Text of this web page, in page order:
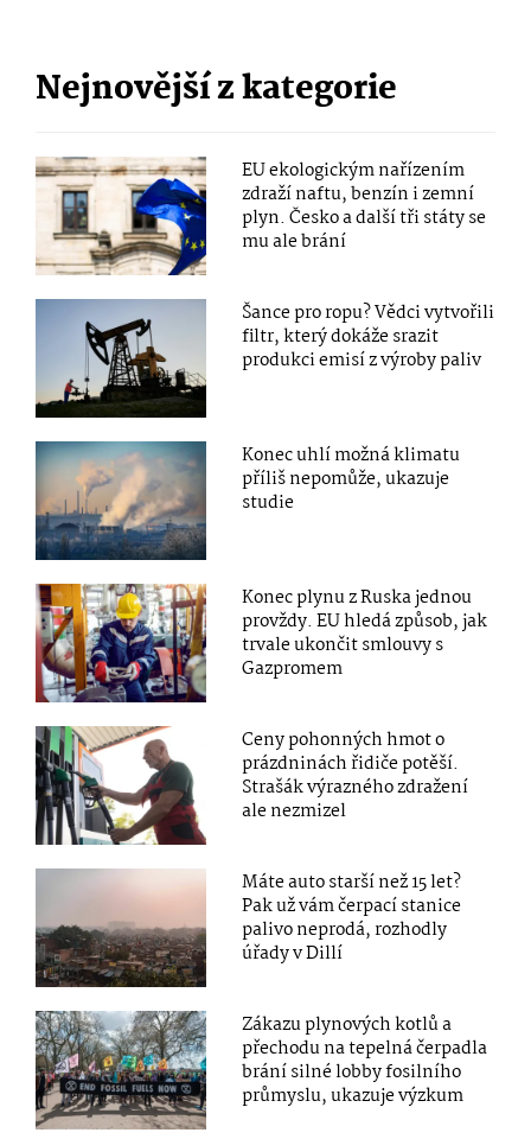
Nejnovější z kategorie
EU ekologickým nařízením
zdraží naftu, benzín i zemní
plyn. Česko a další tři státy se
mu ale brání
Šance pro ropu? Vědci vytvořili
filtr, který dokáže srazit
produkci emisí z výroby paliv
Konec uhlí možná klimatu
příliš nepomůže, ukazuje
studie
Konec plynu z Ruska jednou
provždy. EU hledá způsob, jak
trvale ukončit smlouvy s
Gazpromem
Ceny pohonných hmot o
prázdninách řidiče potěší.
Strašák výrazného zdražení
ale nezmizel
Máte auto starší než 15 let?
Pak už vám čerpací stanice
palivo neprodá, rozhodly
úřady v Dillí
Zákazu plynových kotlů a
přechodu na tepelná čerpadla
brání silné lobby fosilního
průmyslu, ukazuje výzkum